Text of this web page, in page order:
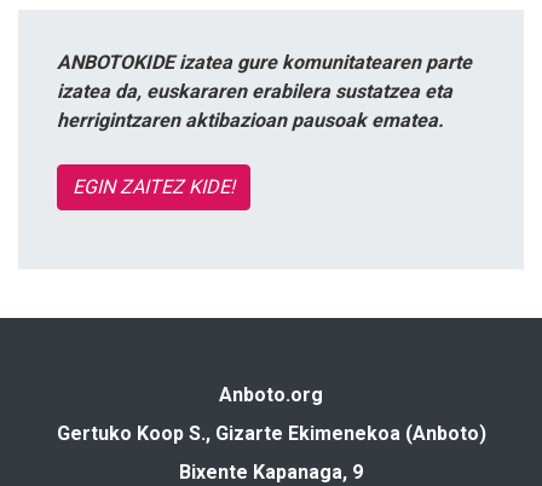
ANBOTOKIDE izatea gure komunitatearen parte
izatea da, euskararen erabilera sustatzea eta
herrigintzaren aktibazioan pausoak ematea.
EGIN ZAITEZ KIDE!
Anboto.org
Gertuko Koop S., Gizarte Ekimenekoa (Anboto)
Bixente Kapanaga, 9